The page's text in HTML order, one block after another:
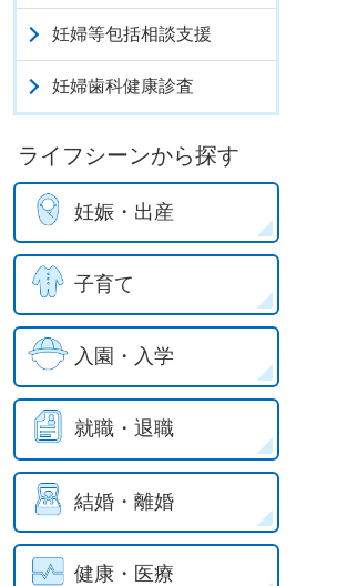
妊婦等包括相談支援
妊婦歯科健康診査
ライフシーンから探す
妊娠・出産
子育て
入園・入学
就職・退職
結婚・離婚
健康・医療